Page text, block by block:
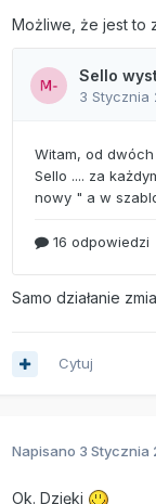
Możliwe, że jest to
Samo działanie
Cytuj
Napisano 3 Stycznia
Ok. Dzięki